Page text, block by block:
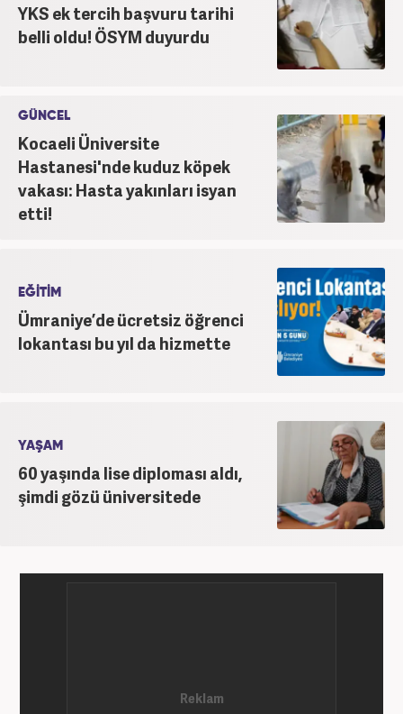
YKS ek tercih başvuru tarihi
belli oldu! ÖSYM duyurdu
GÜNCEL
Kocaeli Üniversite
Hastanesi'nde kuduz köpek
vakası: Hasta yakınları isyan
etti!
EĞİTİM
Ümraniye’de ücretsiz öğrenci
lokantası bu yıl da hizmette
YAŞAM
60 yaşında lise diploması aldı,
şimdi gözü üniversitede